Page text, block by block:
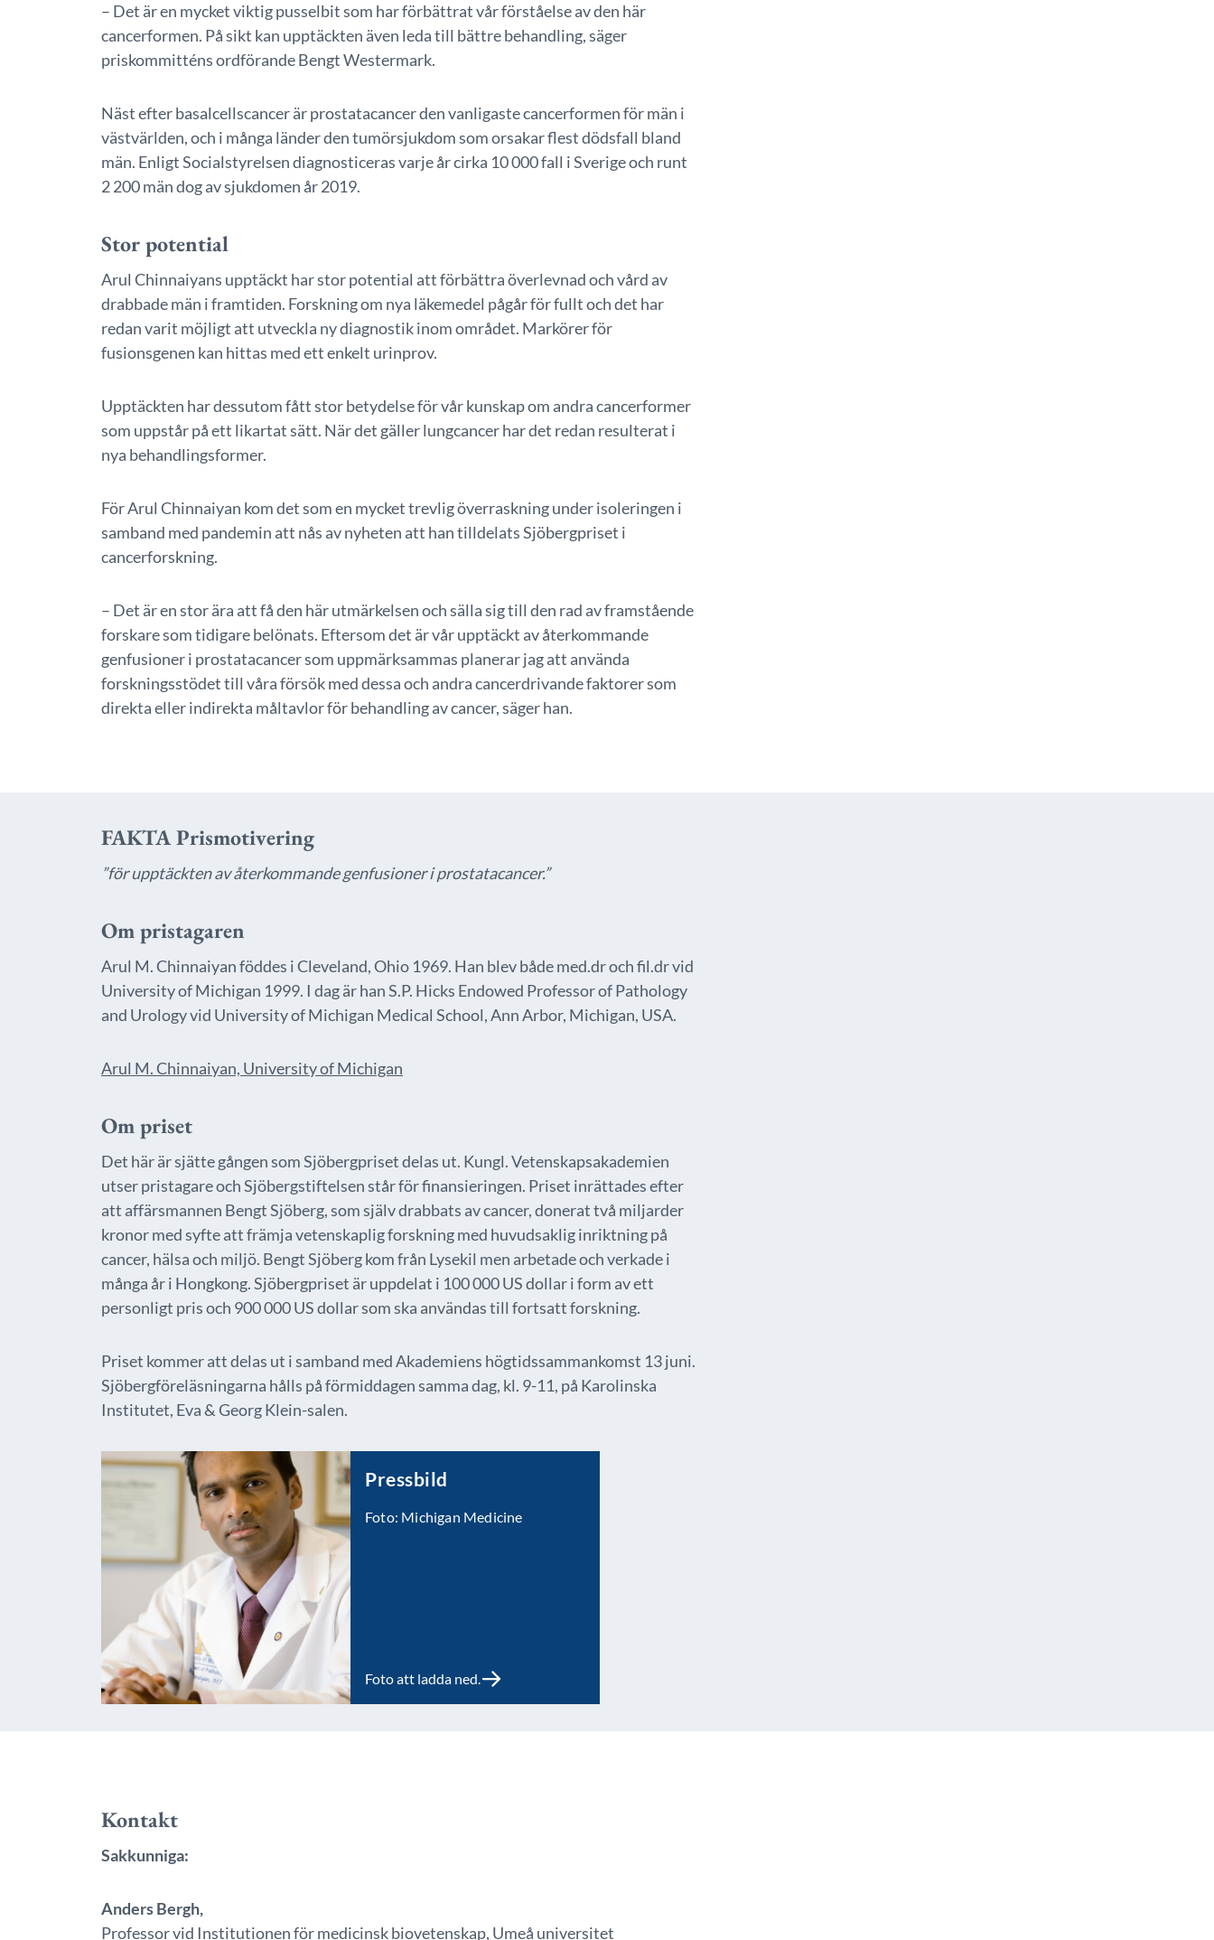
– Det är en mycket viktig pusselbit som har förbättrat vår förståelse av den här
cancerformen. På sikt kan upptäckten även leda till bättre behandling, säger
priskommitténs ordförande Bengt Westermark.
Näst efter basalcellscancer är prostatacancer den vanligaste cancerformen för män i
västvärlden, och i många länder den tumörsjukdom som orsakar flest dödsfall bland
män. Enligt Socialstyrelsen diagnosticeras varje år cirka 10 000 fall i Sverige och runt
2 200 män dog av sjukdomen år 2019.
Stor potential
Arul Chinnaiyans upptäckt har stor potential att förbättra överlevnad och vård av
drabbade män i framtiden. Forskning om nya läkemedel pågår för fullt och det har
redan varit möjligt att utveckla ny diagnostik inom området. Markörer för
fusionsgenen kan hittas med ett enkelt urinprov.
Upptäckten har dessutom fått stor betydelse för vår kunskap om andra cancerformer
som uppstår på ett likartat sätt. När det gäller lungcancer har det redan resulterat i
nya behandlingsformer.
För Arul Chinnaiyan kom det som en mycket trevlig överraskning under isoleringen i
samband med pandemin att nås av nyheten att han tilldelats Sjöbergpriset i
cancerforskning.
– Det är en stor ära att få den här utmärkelsen och sälla sig till den rad av framstående
forskare som tidigare belönats. Eftersom det är vår upptäckt av återkommande
genfusioner i prostatacancer som uppmärksammas planerar jag att använda
forskningsstödet till våra försök med dessa och andra cancerdrivande faktorer som
direkta eller indirekta måltavlor för behandling av cancer, säger han.
FAKTA Prismotivering
”för upptäckten av återkommande genfusioner i prostatacancer.”
Om pristagaren
Arul M. Chinnaiyan föddes i Cleveland, Ohio 1969. Han blev både med.dr och fil.dr vid
University of Michigan 1999. I dag är han S.P. Hicks Endowed Professor of Pathology
and Urology vid University of Michigan Medical School, Ann Arbor, Michigan, USA.
Arul M. Chinnaiyan, University of Michigan
Om priset
Det här är sjätte gången som Sjöbergpriset delas ut. Kungl. Vetenskapsakademien
utser pristagare och Sjöbergstiftelsen står för finansieringen. Priset inrättades efter
att affärsmannen Bengt Sjöberg, som själv drabbats av cancer, donerat två miljarder
kronor med syfte att främja vetenskaplig forskning med huvudsaklig inriktning på
cancer, hälsa och miljö. Bengt Sjöberg kom från Lysekil men arbetade och verkade i
många år i Hongkong. Sjöbergpriset är uppdelat i 100 000 US dollar i form av ett
personligt pris och 900 000 US dollar som ska användas till fortsatt forskning.
Priset kommer att delas ut i samband med Akademiens högtidssammankomst 13 juni.
Sjöbergföreläsningarna hålls på förmiddagen samma dag, kl. 9-11, på Karolinska
Institutet, Eva & Georg Klein-salen.
Pressbild
Foto: Michigan Medicine
Foto att ladda ned.
Kontakt
Sakkunniga:
Anders Bergh,
Professor vid Institutionen för medicinsk biovetenskap, Umeå universitet